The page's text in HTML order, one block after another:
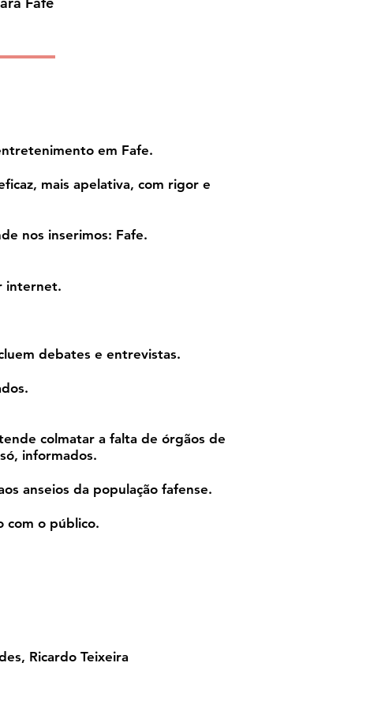
em Fafe.
mais apelativa, com rigor e
nos inserimos: Fafe.
internet.
debates e entrevistas.
colmatar a falta de órgãos de
informados.
anseios da população fafense.
com o público.
Ricardo Teixeira